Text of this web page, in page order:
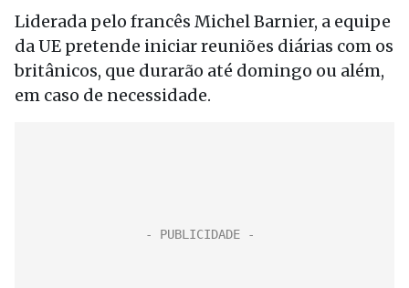
Liderada pelo francês Michel Barnier, a equipe
da UE pretende iniciar reuniões diárias com os
britânicos, que durarão até domingo ou além,
em caso de necessidade.